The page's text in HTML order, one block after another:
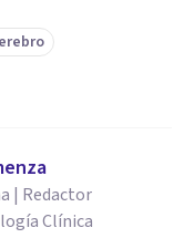
| Redactor
Clínica